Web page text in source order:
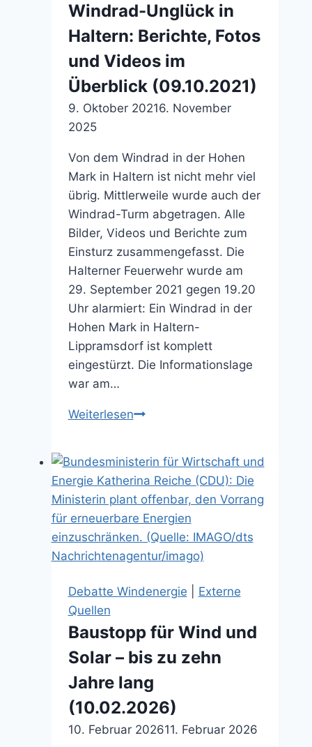
Windrad-Unglück in
Haltern: Berichte, Fotos
und Videos im
Überblick (09.10.2021)
9. Oktober 20216. November
2025
Von dem Windrad in der Hohen
Mark in Haltern ist nicht mehr viel
übrig. Mittlerweile wurde auch der
Windrad-Turm abgetragen. Alle
Bilder, Videos und Berichte zum
Einsturz zusammengefasst. Die
Halterner Feuerwehr wurde am
29. September 2021 gegen 19.20
Uhr alarmiert: Ein Windrad in der
Hohen Mark in Haltern-
Lippramsdorf ist komplett
eingestürzt. Die Informationslage
war am…
WeiterlesenSpektakuläre
Unglück
in
Haltern:
Berichte,
Fotos
und
Videos
(09.10.2021)
Debatte Windenergie
Externe
Quellen
Baustopp für Wind und
Solar – bis zu zehn
Jahre lang
(10.02.2026)
10. Februar 202611. Februar 2026